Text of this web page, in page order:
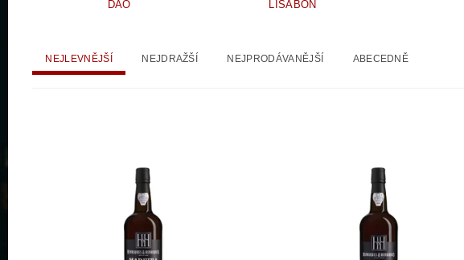
DAO LISABON
NEJLEVNĚJŠÍ NEJDRAŽŠÍ NEJPRODÁVANĚJŠÍ ABECEDNĚ